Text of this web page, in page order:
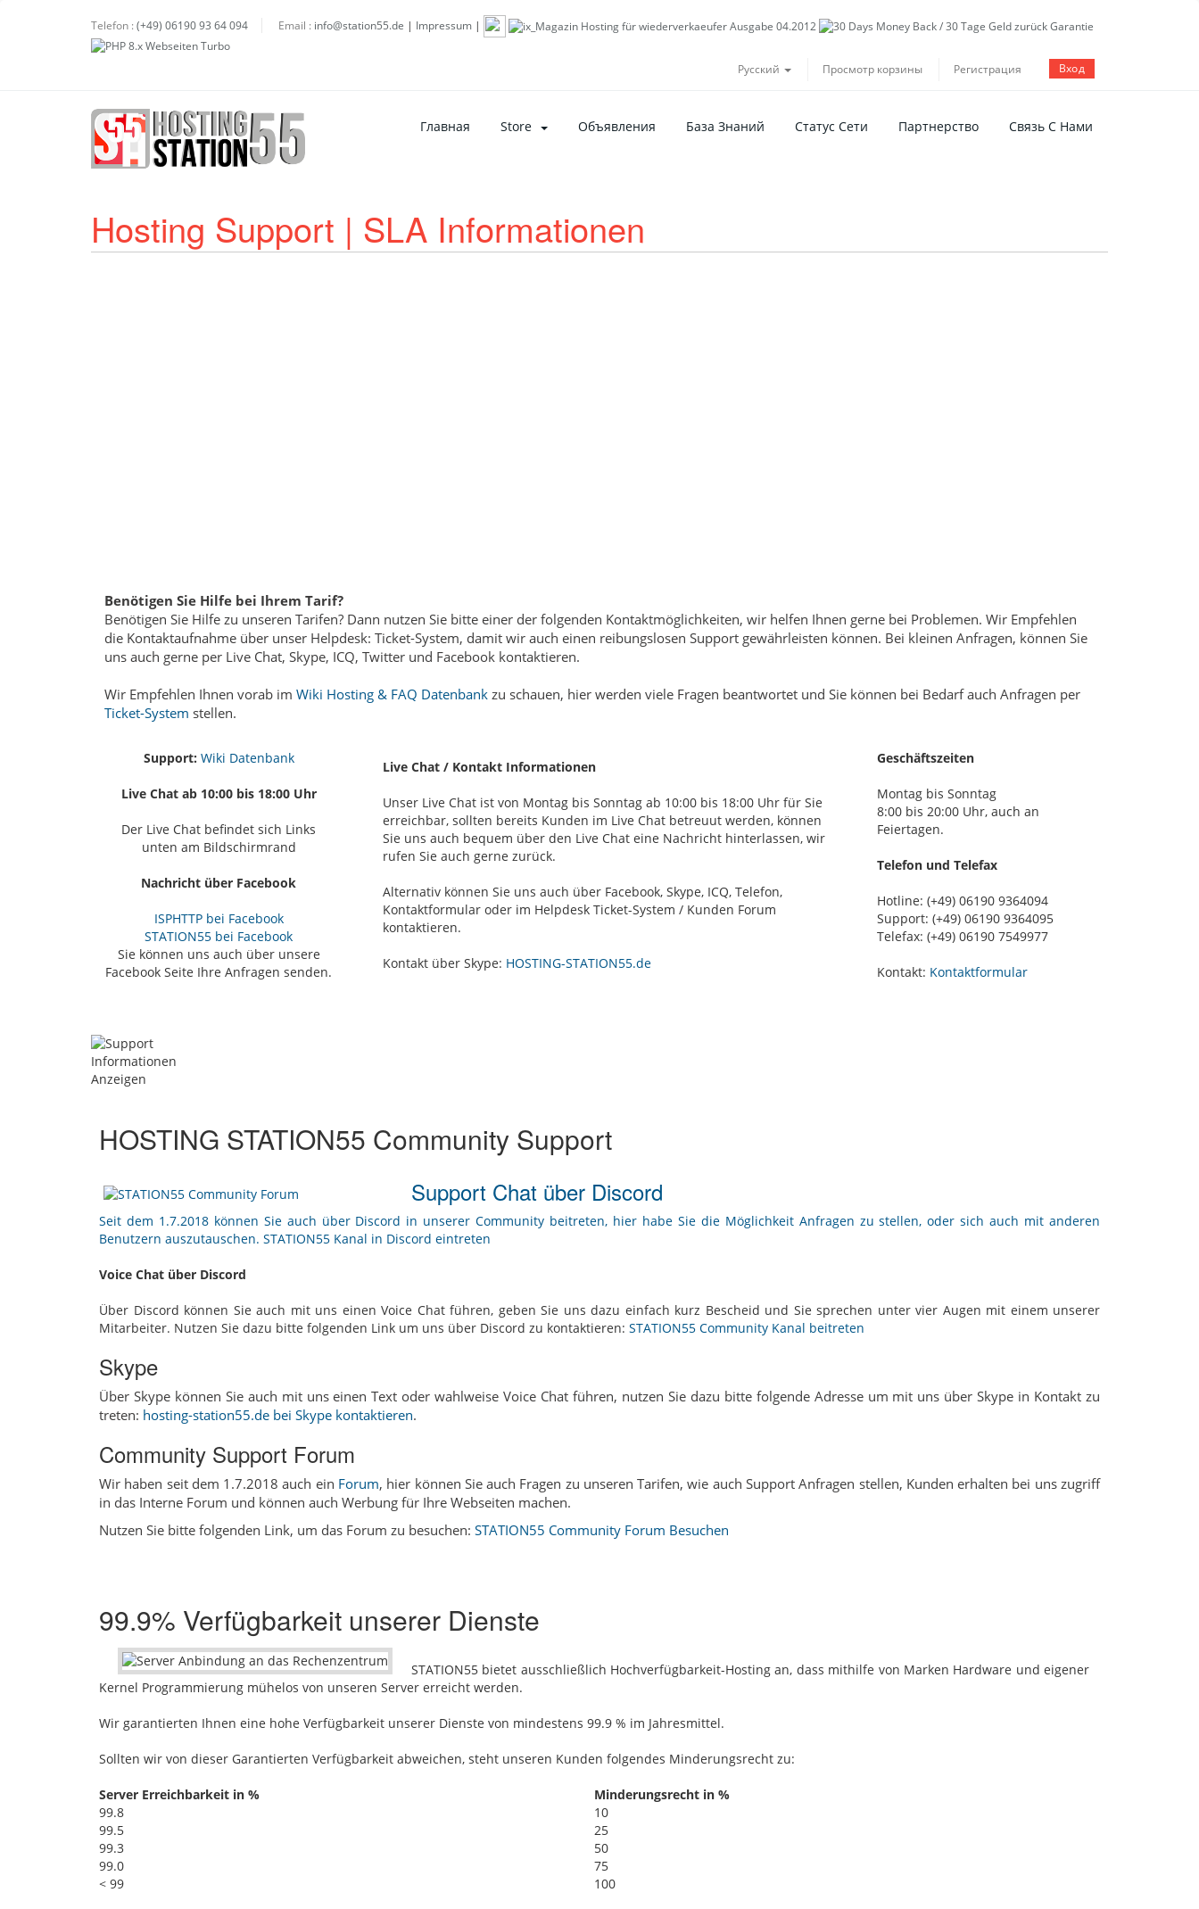
Telefon : (+49) 06190 93 64 094 Email : info@station55.de | Impressum |
Русский Просмотр корзины Регистрация Вход
Главная Store Объявления База Знаний Статус Сети Партнерство Связь С Нами
Hosting Support | SLA Informationen
Benötigen Sie Hilfe bei Ihrem Tarif?
Benötigen Sie Hilfe zu unseren Tarifen? Dann nutzen Sie bitte einer der folgenden Kontaktmöglichkeiten, wir helfen Ihnen gerne bei Problemen. Wir Empfehlen
die Kontaktaufnahme über unser Helpdesk: Ticket-System, damit wir auch einen reibungslosen Support gewährleisten können. Bei kleinen Anfragen, können Sie
uns auch gerne per Live Chat, Skype, ICQ, Twitter und Facebook kontaktieren.
Wir Empfehlen Ihnen vorab im Wiki Hosting & FAQ Datenbank zu schauen, hier werden viele Fragen beantwortet und Sie können bei Bedarf auch Anfragen per
Ticket-System stellen.
Support: Wiki Datenbank
Live Chat ab 10:00 bis 18:00 Uhr
Der Live Chat befindet sich Links
unten am Bildschirmrand
Nachricht über Facebook
ISPHTTP bei Facebook
STATION55 bei Facebook
Sie können uns auch über unsere
Facebook Seite Ihre Anfragen senden.
Live Chat / Kontakt Informationen
Unser Live Chat ist von Montag bis Sonntag ab 10:00 bis 18:00 Uhr für Sie
erreichbar, sollten bereits Kunden im Live Chat betreuut werden, können
Sie uns auch bequem über den Live Chat eine Nachricht hinterlassen, wir
rufen Sie auch gerne zurück.
Alternativ können Sie uns auch über Facebook, Skype, ICQ, Telefon,
Kontaktformular oder im Helpdesk Ticket-System / Kunden Forum
kontaktieren.
Kontakt über Skype: HOSTING-STATION55.de
Geschäftszeiten
Montag bis Sonntag
8:00 bis 20:00 Uhr, auch an
Feiertagen.
Telefon und Telefax
Hotline: (+49) 06190 9364094
Support: (+49) 06190 9364095
Telefax: (+49) 06190 7549977
Kontakt: Kontaktformular
HOSTING STATION55 Community Support
Support Chat über Discord
Seit dem 1.7.2018 können Sie auch über Discord in unserer Community beitreten, hier habe Sie die Möglichkeit Anfragen zu stellen, oder sich auch mit anderen
Benutzern auszutauschen. STATION55 Kanal in Discord eintreten
Voice Chat über Discord
Über Discord können Sie auch mit uns einen Voice Chat führen, geben Sie uns dazu einfach kurz Bescheid und Sie sprechen unter vier Augen mit einem unserer
Mitarbeiter. Nutzen Sie dazu bitte folgenden Link um uns über Discord zu kontaktieren: STATION55 Community Kanal beitreten
Skype
Über Skype können Sie auch mit uns einen Text oder wahlweise Voice Chat führen, nutzen Sie dazu bitte folgende Adresse um mit uns über Skype in Kontakt zu
treten: hosting-station55.de bei Skype kontaktieren.
Community Support Forum
Wir haben seit dem 1.7.2018 auch ein Forum, hier können Sie auch Fragen zu unseren Tarifen, wie auch Support Anfragen stellen, Kunden erhalten bei uns zugriff
in das Interne Forum und können auch Werbung für Ihre Webseiten machen.
Nutzen Sie bitte folgenden Link, um das Forum zu besuchen: STATION55 Community Forum Besuchen
99.9% Verfügbarkeit unserer Dienste
STATION55 bietet ausschließlich Hochverfügbarkeit-Hosting‎ an, dass mithilfe von Marken Hardware und eigener
Kernel Programmierung mühelos von unseren Server erreicht werden.
Wir garantierten Ihnen eine hohe Verfügbarkeit unserer Dienste von mindestens 99.9 % im Jahresmittel.
Sollten wir von dieser Garantierten Verfügbarkeit abweichen, steht unseren Kunden folgendes Minderungsrecht zu:
Server Erreichbarkeit in %
Minderungsrecht in %
99.8
10
99.5
25
99.3
50
99.0
75
< 99
100